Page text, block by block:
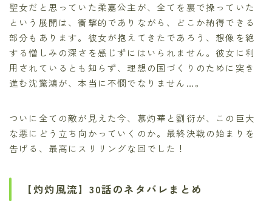
聖女だと思っていた柔嘉公主が、全てを裏で操っていた
という展開は、衝撃的でありながら、どこか納得できる
部分もあります。彼女が抱えてきたであろう、想像を絶
する憎しみの深さを感じずにはいられません。彼女に利
用されているとも知らず、理想の国づくりのために突き
進む沈驚鴻が、本当に不憫でなりません…。
ついに全ての敵が見えた今、慕灼華と劉衍が、この巨大
な悪にどう立ち向かっていくのか。最終決戦の始まりを
告げる、最高にスリリングな回でした！
【灼灼風流】30話のネタバレまとめ